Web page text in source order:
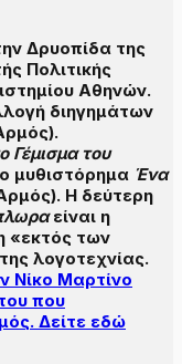
Δρυοπίδα της
Πολιτικής
Αθηνών.
διηγημάτων
Γέμισμα του
μυθιστόρημα Ένα
Η δεύτερη
είναι η
«εκτός των
λογοτεχνίας.
Νίκο Μαρτίνο
που
Δείτε εδώ